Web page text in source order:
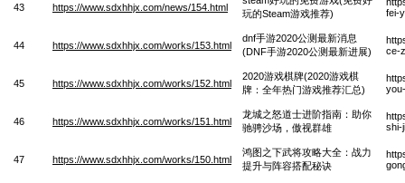
43 https://www.sdxhhjx.com/news/154.html
玩的Steam游戏推荐)
fei-
44 https://www.sdxhhjx.com/works/153.html
dnf手游2020公测最新消息
(DNF手游2020公测最新进展)
ce-
45 https://www.sdxhhjx.com/works/152.html
2020游戏棋牌(2020游戏棋
牌：全年热门游戏推荐汇总)
46 https://www.sdxhhjx.com/works/151.html
龙城之怒道士进阶指南：助你
驰骋沙场，傲视群雄
shi-
47 https://www.sdxhhjx.com/works/150.html
鸿图之下武将攻略大全：战力
提升与阵容搭配秘诀